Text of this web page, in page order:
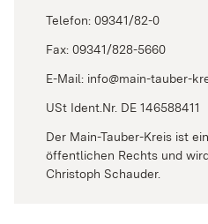
Telefon: 09341/82-0
Fax: 09341/828-5660
E-Mail: info@main-tauber-
USt Ident.Nr. DE 146588411
Der Main-Tauber-Kreis ist
öffentlichen Rechts und
Christoph Schauder.